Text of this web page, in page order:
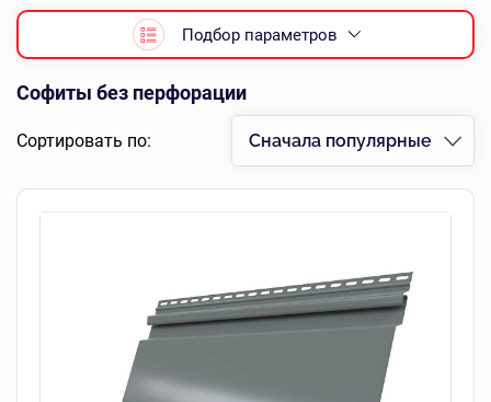
Подбор параметров
Софиты без перфорации
Сортировать по: Сначала популярные